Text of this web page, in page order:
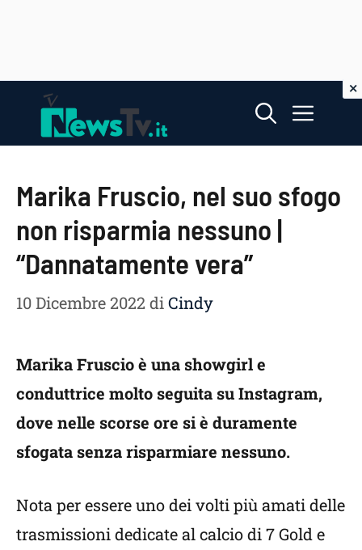
contenuto
Menu
Marika Fruscio, nel suo sfogo
non risparmia nessuno |
“Dannatamente vera”
10 Dicembre 2022diCindy
Marika Fruscio è una showgirl e
conduttrice molto seguita su Instagram,
dove nelle scorse ore si è duramente
sfogata senza risparmiare nessuno.
Nota per essere uno dei volti più amati delle
trasmissioni dedicate al calcio di 7 Gold e